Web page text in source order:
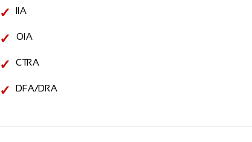
IIA
OIA
CTRA
DFA/DRA